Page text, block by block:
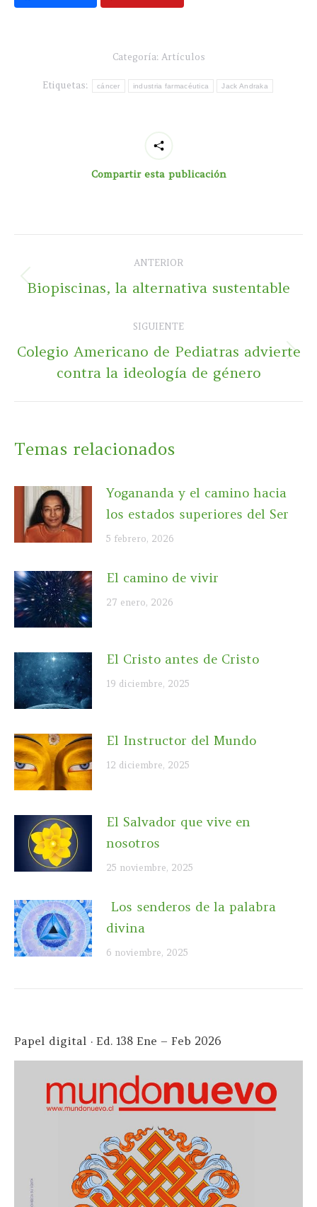
Categoría: Artículos
Etiquetas: cáncer industria farmacéutica Jack Andraka
Compartir esta publicación
entre
ANTERIOR
Publicación
Biopiscinas, la alternativa sustentable
SIGUIENTE
Publicación
siguiente:
Colegio Americano de Pediatras advierte
contra la ideología de género
Temas relacionados
Yogananda y el camino hacia
los estados superiores del Ser
5 febrero, 2026
El camino de vivir
27 enero, 2026
El Cristo antes de Cristo
19 diciembre, 2025
El Instructor del Mundo
12 diciembre, 2025
El Salvador que vive en
nosotros
25 noviembre, 2025
Los senderos de la palabra
divina
6 noviembre, 2025
Papel digital · Ed. 138 Ene – Feb 2026